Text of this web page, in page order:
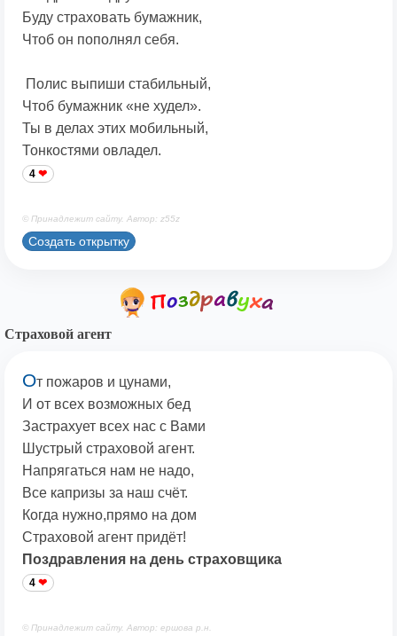
Буду страховать бумажник,
Чтоб он пополнял себя.
Полис выпиши стабильный,
Чтоб бумажник «не худел».
Ты в делах этих мобильный,
Тонкостями овладел.
4
© Принадлежит сайту. Автор: z55z
Создать открытку
Страховой агент
От пожаров и цунами,
И от всех возможных бед
Застрахует всех нас с Вами
Шустрый страховой агент.
Напрягаться нам не надо,
Все капризы за наш счёт.
Когда нужно,прямо на дом
Страховой агент придёт!
Поздравления на день страховщика
4
© Принадлежит сайту. Автор: ершова р.н.